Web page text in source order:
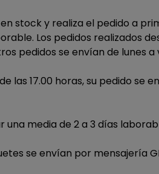
stock y realiza el pedido a
Los pedidos realizados
pedidos se envían de lunes
las 17.00 horas, su pedido se
media de 2 a 3 días
se envían por mensajería